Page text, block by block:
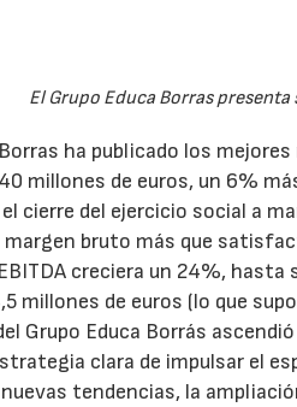
El Grupo Educa Borras
Borras ha publicado los
millones de euros, un 6%
cierre del ejercicio social a
margen bruto más que
creciera un 24%,
millones de euros (lo que
Grupo Educa Borrás
clara de impulsar el
tendencias, la